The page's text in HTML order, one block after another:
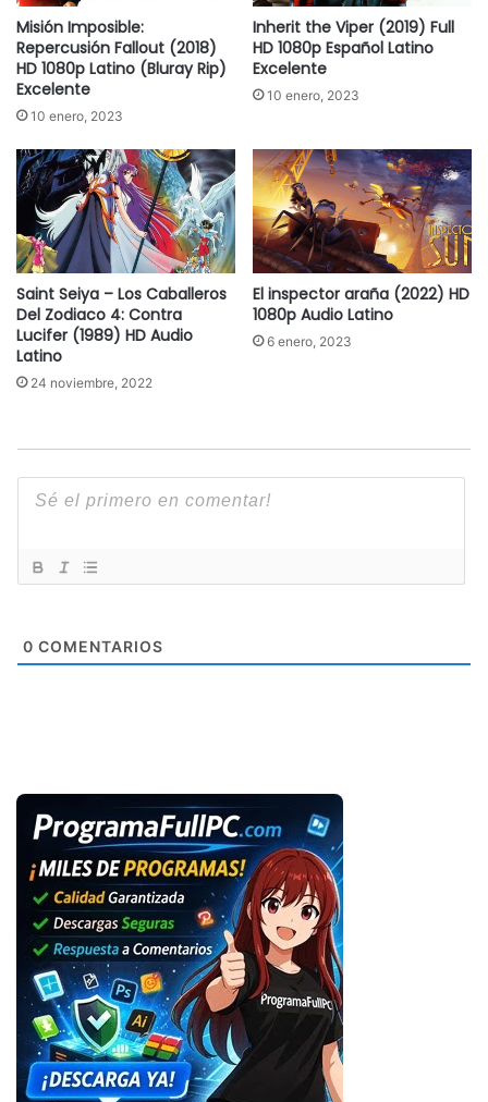
Misión Imposible:
Repercusión Fallout (2018)
HD 1080p Latino (Bluray Rip)
Excelente
10 enero, 2023
Inherit the Viper (2019) Full
HD 1080p Español Latino
Excelente
10 enero, 2023
Saint Seiya – Los Caballeros
Del Zodiaco 4: Contra
Lucifer (1989) HD Audio
Latino
24 noviembre, 2022
El inspector araña (2022) HD
1080p Audio Latino
6 enero, 2023
0 COMENTARIOS